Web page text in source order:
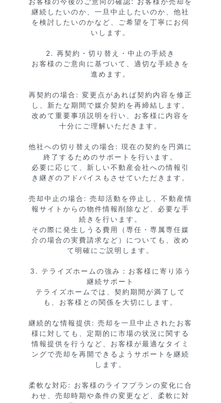
継続したいのか、一旦中止したいのか、他社
を検討したいのかなど、ご希望を丁寧にお伺
いします。
2. 再契約・切り替え・中止の手続き
お客様のご意向に基づいて、適切な手続きを
進めます。
再契約の場合: 変更点があれば契約内容を修正
し、新たな期間で媒介契約を再締結します。
改めて重要事項説明を行い、お客様に内容を
十分にご理解いただきます。
他社への切り替えの場合: 現在の契約を円満に
終了するためのサポートを行います。
必要に応じて、新しい不動産会社への情報引
き継ぎのアドバイスもさせていただきます。
売却中止の場合: 売却活動を停止し、不動産情
報サイトからの物件情報削除など、必要な手
続きを行います。
その際に発生しうる費用（専任・専属専任媒
介の場合の実費請求など）についても、改め
て明確にご説明します。
3. テライズホームの強み：お客様に寄り添う
継続サポート
テライズホームでは、契約期間が満了して
も、お客様との関係を大切にします。
継続的な情報提供: 売却を一旦中止されたお客
様に対しても、定期的に市場の状況に関する
情報提供を行うなど、お客様が最適なタイミ
ングで売却を再開できるようサポートを継続
します。
柔軟な対応: お客様のライフプランの変化に合
わせ、売却時期や条件の変更など、柔軟に対